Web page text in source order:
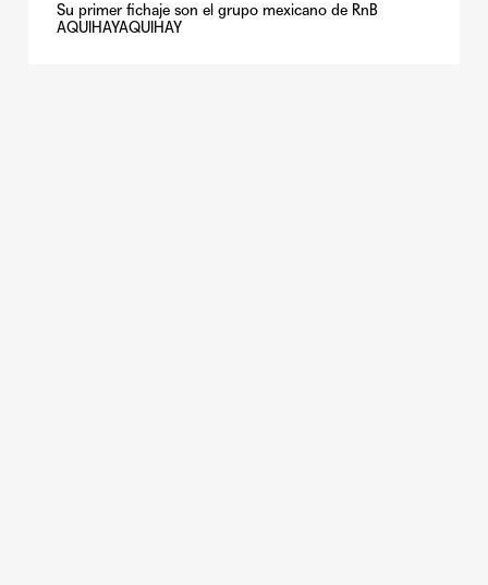
Su primer fichaje son el grupo mexicano de RnB
AQUIHAYAQUIHAY